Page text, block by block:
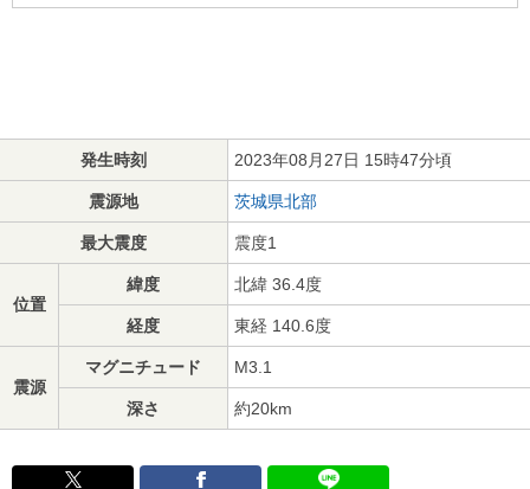
発生時刻 2023年08月27日 15時47分頃
震源地 茨城県北部
最大震度 震度1
位置
緯度 北緯 36.4度
経度 東経 140.6度
震源
マグニチュード M3.1
深さ 約20km